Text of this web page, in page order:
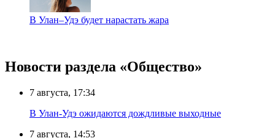
В Улан–Удэ будет нарастать жара
Новости раздела «Общество»
7 августа, 17:34
В Улан-Удэ ожидаются дождливые выходные
7 августа, 14:53